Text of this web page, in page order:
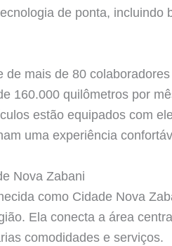
de ponta, incluindo
de mais de 80
160.000 quilômetros por
estão equipados com
uma experiência
Nova Zabani
como Cidade Nova
Ela conecta a área
comodidades e serviços.